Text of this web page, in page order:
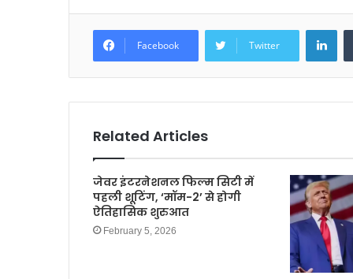
b
o
o
A
p
p
Facebook Twitter
Related Articles
जेवर इंटरनेशनल फिल्म सिटी में
पहली शूटिंग, ‘मॉम-2’ से होगी
ऐतिहासिक शुरुआत
February 5, 2026